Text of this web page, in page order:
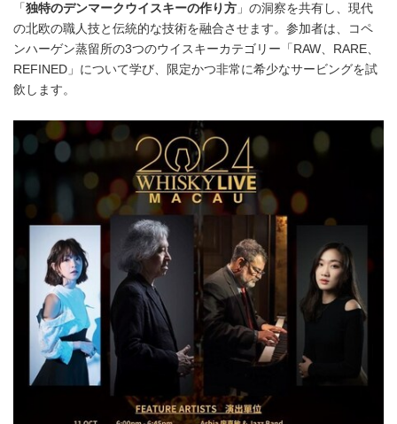
「独特のデンマークウイスキーの作り方 」の洞察を共有し、現代
の北欧の職人技と伝統的な技術を融合させます。参加者は、コペ
ンハーゲン蒸留所の3つのウイスキーカテゴリー「RAW、RARE、
REFINED」について学び、限定かつ非常に希少なサービングを試
飲します。